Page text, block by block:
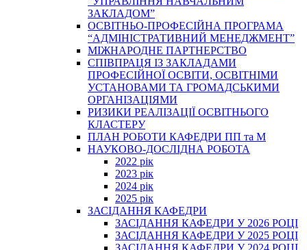
ЗАКЛАДОМ”
ОСВІТНЬО-ПРОФЕСІЙНА ПРОГРАМА
“АДМІНІСТРАТИВНИЙ МЕНЕДЖМЕНТ”
МІЖНАРОДНЕ ПАРТНЕРСТВО
СПІВПРАЦЯ ІЗ ЗАКЛАДАМИ
ПРОФЕСІЙНОЇ ОСВІТИ, ОСВІТНІМИ
УСТАНОВАМИ ТА ГРОМАДСЬКИМИ
ОРГАНІЗАЦІЯМИ
РИЗИКИ РЕАЛІЗАЦІЇ ОСВІТНЬОГО
КЛАСТЕРУ
ПЛАН РОБОТИ КАФЕДРИ ПП та М
НАУКОВО-ДОСЛІДНА РОБОТА
2022 рік
2023 рік
2024 рік
2025 рік
ЗАСІДАННЯ КАФЕДРИ
ЗАСІДАННЯ КАФЕДРИ У 2026 РОЦІ
ЗАСІДАННЯ КАФЕДРИ У 2025 РОЦІ
ЗАСІДАННЯ КАФЕДРИ У 2024 РОЦІ